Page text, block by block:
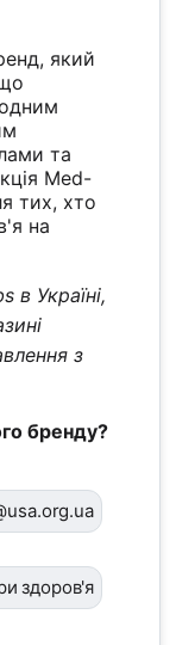
який
та
Med-
тих, хто
на
в Україні,
з
бренду?
здоров'я